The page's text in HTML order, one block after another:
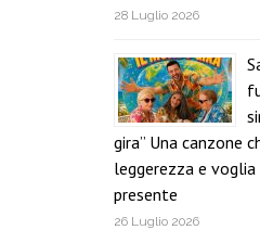
28 Luglio 2026
gira” Una canzone
leggerezza e
presente
26 Luglio 2026